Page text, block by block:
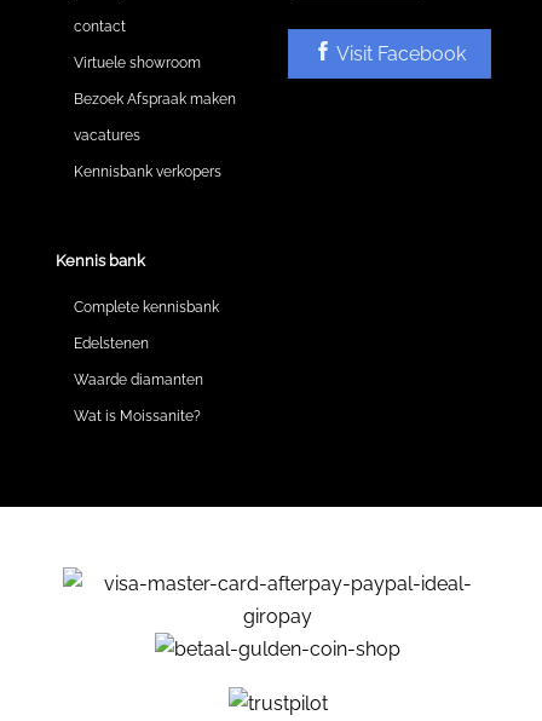
contact
Virtuele showroom
Bezoek Afspraak maken
vacatures
Kennisbank verkopers
Kennis bank
Complete kennisbank
Edelstenen
Waarde diamanten
Wat is Moissanite?
Visit Facebook